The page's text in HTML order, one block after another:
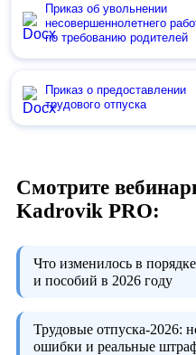
Приказ об увольнении
несовершеннолетнего
по требованию родителей
Приказ о предоставлении
трудового отпуска
Смотрите
Kadrovik PRO:
Что изменилось в
и пособий в 2026 году
Трудовые отпуска-2026:
ошибки и реальные